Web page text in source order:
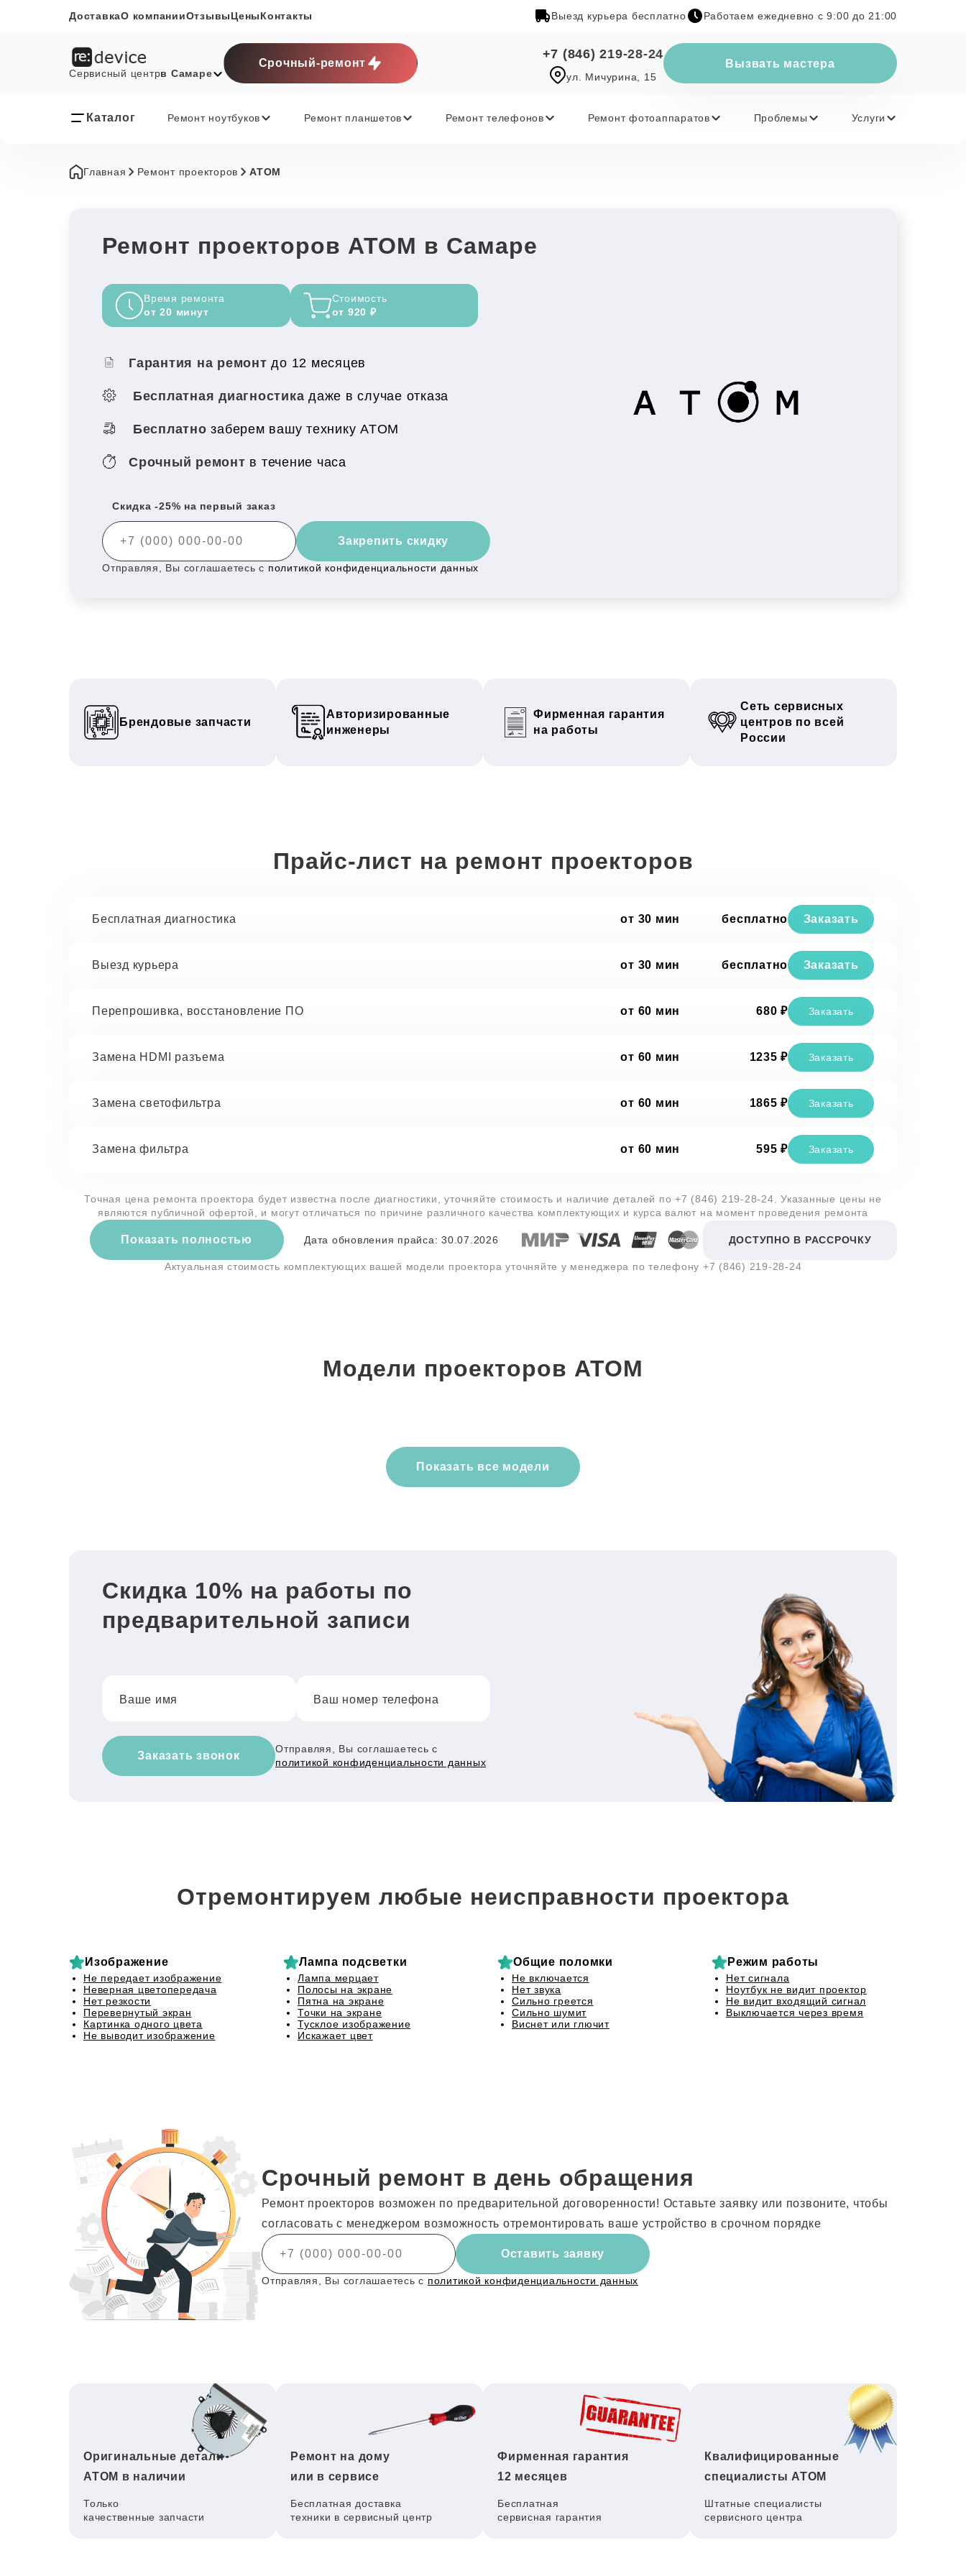
ДоставкаО компанииОтзывыЦеныКонтакты Выезд курьера бесплатно Работаем ежедневно с 9:00 до 21:00
Сервисный центрв Самаре
Срочный-ремонт
+7 (846) 219-28-24
ул. Мичурина, 15
Вызвать мастера
Каталог Ремонт ноутбуков Ремонт планшетов Ремонт телефонов Ремонт фотоаппаратов Проблемы Услуги
Главная Ремонт проекторов ATOM
Ремонт проекторов ATOM в Самаре
Время ремонта
от 20 минут
Стоимость
от 920 ₽
Гарантия на ремонтдо 12 месяцев
Бесплатная диагностика даже в случае отказа
Бесплатно заберем вашу технику ATOM
Срочный ремонт в течение часа
Скидка -25% на первый заказ
Закрепить скидку
Отправляя, Вы соглашаетесь с политикой конфиденциальности данных
Брендовые запчасти
Авторизированные
инженеры
Фирменная гарантия
на работы
Сеть сервисных
центров по всей
России
Прайс-лист на ремонт проекторов
Бесплатная диагностика от 30 мин бесплатно Заказать
Выезд курьера от 30 мин бесплатно Заказать
Перепрошивка, восстановление ПО от 60 мин 680 ₽ Заказать
Замена HDMI разъема от 60 мин 1235 ₽ Заказать
Замена светофильтра от 60 мин 1865 ₽ Заказать
Замена фильтра от 60 мин 595 ₽ Заказать
Точная цена ремонта проектора будет известна после диагностики, уточняйте стоимость и наличие деталей по +7 (846) 219-28-24 . Указанные цены не
являются публичной офертой, и могут отличаться по причине различного качества комплектующих и курса валют на момент проведения ремонта
Показать полностью Дата обновления прайса: 30.07.2026 ДОСТУПНО В РАССРОЧКУ
Актуальная стоимость комплектующих вашей модели проектора уточняйте у менеджера по телефону +7 (846) 219-28-24
Модели проекторов ATOM
Показать все модели
Скидка 10% на работы по
предварительной записи
Ваше имя Ваш номер телефона
Заказать звонок
Отправляя, Вы соглашаетесь с
политикой конфиденциальности данных
Отремонтируем любые неисправности проектора
Изображение
Не передает изображение
Неверная цветопередача
Нет резкости
Перевернутый экран
Картинка одного цвета
Не выводит изображение
Лампа подсветки
Лампа мерцает
Полосы на экране
Пятна на экране
Точки на экране
Тусклое изображение
Искажает цвет
Общие поломки
Не включается
Нет звука
Сильно греется
Сильно шумит
Виснет или глючит
Режим работы
Нет сигнала
Ноутбук не видит проектор
Не видит входящий сигнал
Выключается через время
Срочный ремонт в день обращения
Ремонт проекторов возможен по предварительной договоренности! Оставьте заявку или позвоните, чтобы
согласовать с менеджером возможность отремонтировать ваше устройство в срочном порядке
Оставить заявку
Отправляя, Вы соглашаетесь с политикой конфиденциальности данных
Оригинальные детали
ATOM в наличии
Только
качественные запчасти
Ремонт на дому
или в сервисе
Бесплатная доставка
техники в сервисный центр
Фирменная гарантия
12 месяцев
Бесплатная
сервисная гарантия
Квалифицированные
специалисты ATOM
Штатные специалисты
сервисного центра